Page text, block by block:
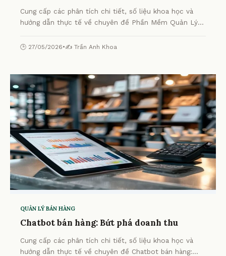
Cung cấp các phân tích chi tiết, số liệu khoa học và
hướng dẫn thực tế về chuyên đề Phần Mềm Quản Lý
🕒 27/05/2026•✍️ Trần Anh Khoa
QUẢN LÝ BÁN HÀNG
Chatbot bán hàng: Bứt phá doanh thu
Cung cấp các phân tích chi tiết, số liệu khoa học và
hướng dẫn thực tế về chuyên đề Chatbot bán hàng: